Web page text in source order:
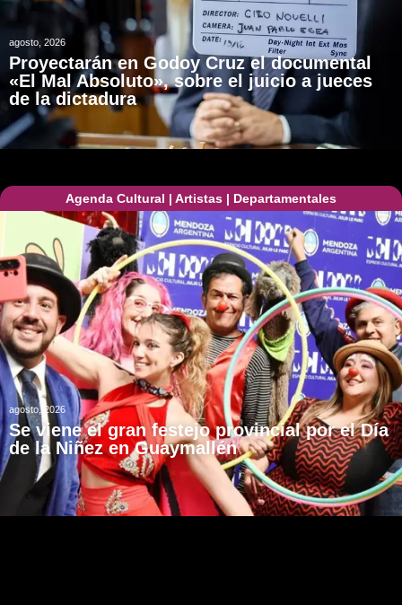
agosto, 2026
Proyectarán en Godoy Cruz el documental
«El Mal Absoluto», sobre el juicio a jueces
de la dictadura
Agenda Cultural | Artistas | Departamentales
agosto, 2026
Se viene el gran festejo provincial por el Día
de la Niñez en Guaymallén